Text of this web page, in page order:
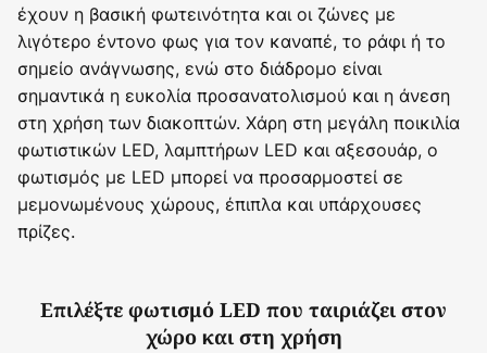
έχουν η βασική φωτεινότητα και οι ζώνες με
λιγότερο έντονο φως για τον καναπέ, το ράφι ή το
σημείο ανάγνωσης, ενώ στο διάδρομο είναι
σημαντικά η ευκολία προσανατολισμού και η άνεση
στη χρήση των διακοπτών. Χάρη στη μεγάλη ποικιλία
φωτιστικών LED, λαμπτήρων LED και αξεσουάρ, ο
φωτισμός με LED μπορεί να προσαρμοστεί σε
μεμονωμένους χώρους, έπιπλα και υπάρχουσες
πρίζες.
Επιλέξτε φωτισμό LED που ταιριάζει στον
χώρο και στη χρήση